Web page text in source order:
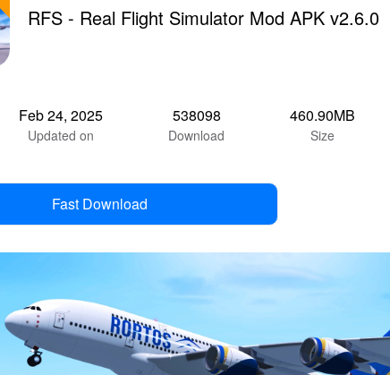
RFS - Real Flight Simulator Mod APK v2.6.0
Feb 24, 2025
Updated on
538098
Download
460.90MB
Size
Fast Download